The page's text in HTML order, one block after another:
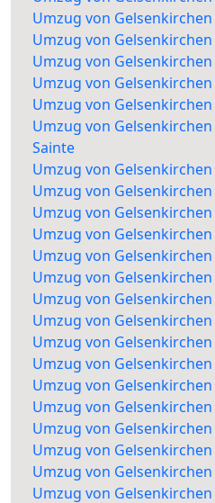
Umzug von
Umzug von
Umzug von
Umzug von
Umzug von
Umzug von
Sainte
Umzug von
Umzug von
Umzug von
Umzug von
Umzug von
Umzug von
Umzug von
Umzug von
Umzug von
Umzug von
Umzug von
Umzug von
Umzug von
Umzug von
Umzug von
Umzug von